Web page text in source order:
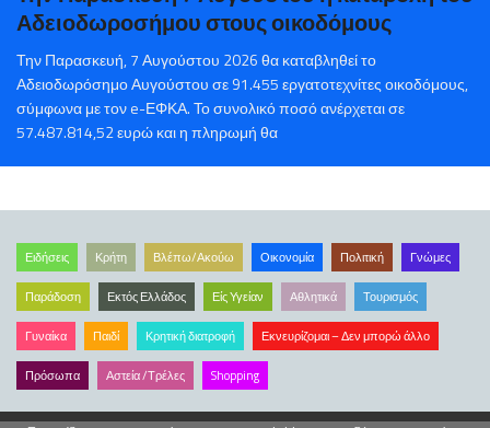
Αδειοδωροσήμου στους οικοδόμους
Την Παρασκευή, 7 Αυγούστου 2026 θα καταβληθεί το
Αδειοδωρόσημο Αυγούστου σε 91.455 εργατοτεχνίτες οικοδόμους,
σύμφωνα με τον e-ΕΦΚΑ. Το συνολικό ποσό ανέρχεται σε
57.487.814,52 ευρώ και η πληρωμή θα
Ειδήσεις Κρήτη Βλέπω/Ακούω Οικονομία Πολιτική Γνώμες
Παράδοση Εκτός Ελλάδος Είς Υγείαν Αθλητικά Τουρισμός
Γυναίκα Παιδί Κρητική διατροφή Εκνευρίζομαι – Δεν μπορώ άλλο
Πρόσωπα Αστεία /Τρέλες Shopping